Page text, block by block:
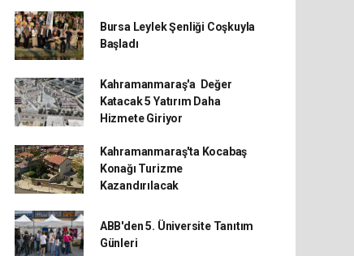
Bursa Leylek Şenliği Coşkuyla
Başladı
Kahramanmaraş'a Değer
Katacak 5 Yatırım Daha
Hizmete Giriyor
Kahramanmaraş'ta Kocabaş
Konağı Turizme
Kazandırılacak
ABB'den 5. Üniversite Tanıtım
Günleri